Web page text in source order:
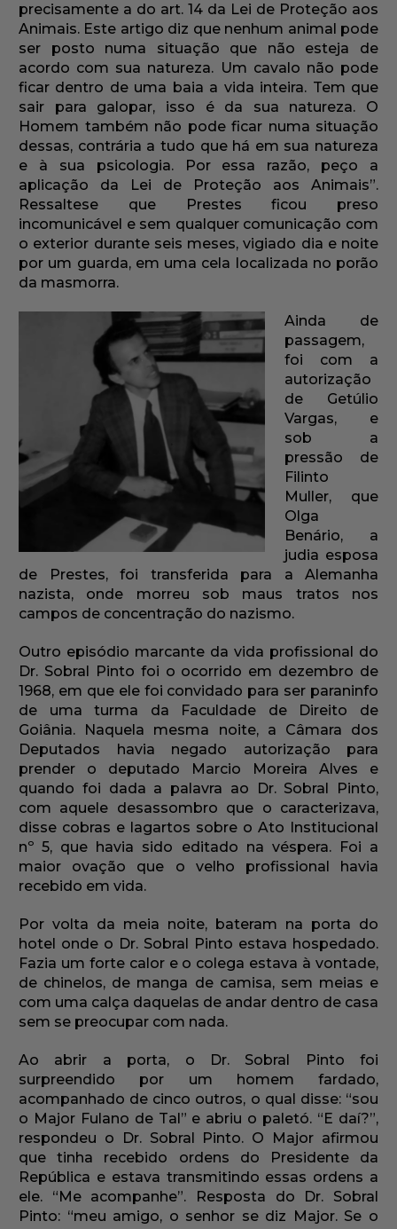
precisamente a do art. 14 da Lei de Proteção aos
Animais. Este artigo diz que nenhum animal pode
ser posto numa situação que não esteja de
acordo com sua natureza. Um cavalo não pode
ficar dentro de uma baia a vida inteira. Tem que
sair para galopar, isso é da sua natureza. O
Homem também não pode ficar numa situação
dessas, contrária a tudo que há em sua natureza
e à sua psicologia. Por essa razão, peço a
aplicação da Lei de Proteção aos Animais”.
Ressaltese que Prestes ficou preso
incomunicável e sem qualquer comunicação com
o exterior durante seis meses, vigiado dia e noite
por um guarda, em uma cela localizada no porão
da masmorra.
Ainda de
passagem,
foi com a
autorização
de Getúlio
Vargas, e
sob a
pressão de
Filinto
Muller, que
Olga
Benário, a
judia esposa
de Prestes, foi transferida para a Alemanha
nazista, onde morreu sob maus tratos nos
campos de concentração do nazismo.
Outro episódio marcante da vida profissional do
Dr. Sobral Pinto foi o ocorrido em dezembro de
1968, em que ele foi convidado para ser paraninfo
de uma turma da Faculdade de Direito de
Goiânia. Naquela mesma noite, a Câmara dos
Deputados havia negado autorização para
prender o deputado Marcio Moreira Alves e
quando foi dada a palavra ao Dr. Sobral Pinto,
com aquele desassombro que o caracterizava,
disse cobras e lagartos sobre o Ato Institucional
nº 5, que havia sido editado na véspera. Foi a
maior ovação que o velho profissional havia
recebido em vida.
Por volta da meia noite, bateram na porta do
hotel onde o Dr. Sobral Pinto estava hospedado.
Fazia um forte calor e o colega estava à vontade,
de chinelos, de manga de camisa, sem meias e
com uma calça daquelas de andar dentro de casa
sem se preocupar com nada.
Ao abrir a porta, o Dr. Sobral Pinto foi
surpreendido por um homem fardado,
acompanhado de cinco outros, o qual disse: “sou
o Major Fulano de Tal” e abriu o paletó. “E daí?”,
respondeu o Dr. Sobral Pinto. O Major afirmou
que tinha recebido ordens do Presidente da
República e estava transmitindo essas ordens a
ele. “Me acompanhe”. Resposta do Dr. Sobral
Pinto: “meu amigo, o senhor se diz Major. Se o